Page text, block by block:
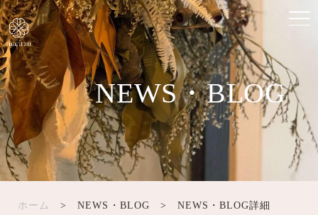
NEWS・BLOG
ホーム > NEWS・BLOG > NEWS・BLOG詳細